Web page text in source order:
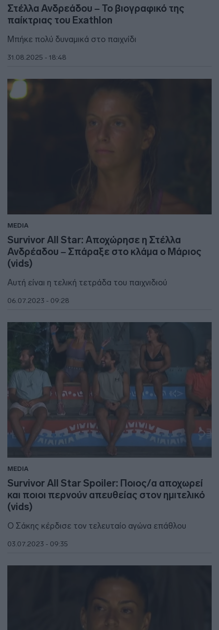
Στέλλα Ανδρεάδου – Το βιογραφικό της
παίκτριας του Exathlon
Μπήκε πολύ δυναμικά στο παιχνίδι
31.08.2025 - 18:48
MEDIA
Survivor All Star: Αποχώρησε η Στέλλα
Ανδρέαδου – Σπάραξε στο κλάμα ο Μάριος
(vids)
Αυτή είναι η τελική τετράδα του παιχνιδιού
06.07.2023 - 09:28
MEDIA
Survivor All Star Spoiler: Ποιος/α αποχωρεί
και ποιοι περνούν απευθείας στον ημιτελικό
(vids)
Ο Σάκης κέρδισε τον τελευταίο αγώνα επάθλου
03.07.2023 - 09:35